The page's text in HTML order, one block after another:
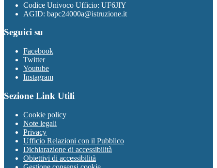
Codice Univoco Ufficio: UF6JIY
AGID: bapc24000a@istruzione.it
Seguici su
Facebook
Twitter
Youtube
Instagram
Sezione Link Utili
Cookie policy
Note legali
Privacy
Ufficio Relazioni con il Pubblico
Dichiarazione di accessibilità
Obiettivi di accessibilità